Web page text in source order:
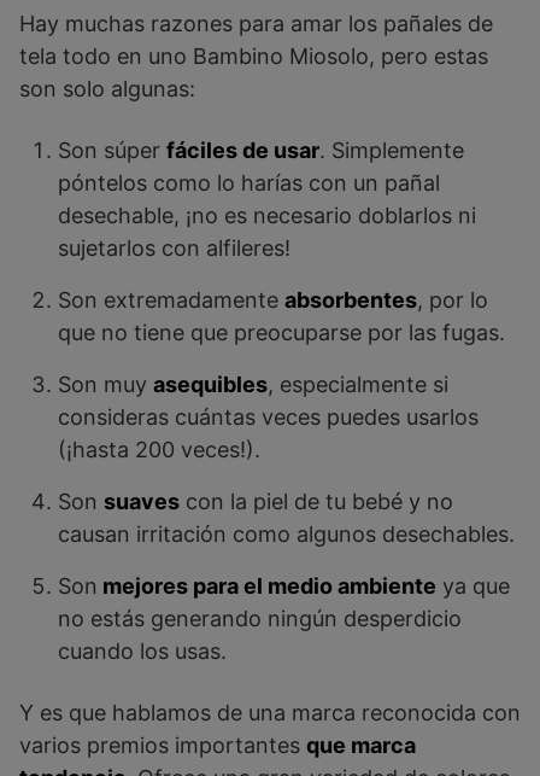
Hay muchas razones para amar los pañales de
tela todo en uno Bambino Miosolo, pero estas
son solo algunas:
Son súper fáciles de usar. Simplemente
póntelos como lo harías con un pañal
desechable, ¡no es necesario doblarlos ni
sujetarlos con alfileres!
Son extremadamente absorbentes, por lo
que no tiene que preocuparse por las fugas.
Son muy asequibles, especialmente si
consideras cuántas veces puedes usarlos
(¡hasta 200 veces!).
Son suaves con la piel de tu bebé y no
causan irritación como algunos desechables.
Son mejores para el medio ambiente ya que
no estás generando ningún desperdicio
cuando los usas.
Y es que hablamos de una marca reconocida con
varios premios importantes que marca